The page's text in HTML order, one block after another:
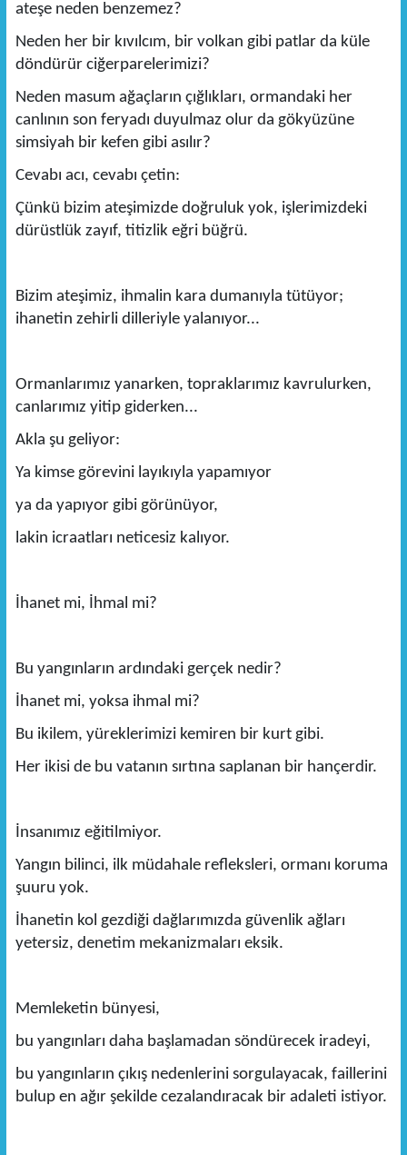
ateşe neden benzemez?
Neden her bir kıvılcım, bir volkan gibi patlar da küle
döndürür ciğerparelerimizi?
Neden masum ağaçların çığlıkları, ormandaki her
canlının son feryadı duyulmaz olur da gökyüzüne
simsiyah bir kefen gibi asılır?
Cevabı acı, cevabı çetin:
Çünkü bizim ateşimizde doğruluk yok, işlerimizdeki
dürüstlük zayıf, titizlik eğri büğrü.
Bizim ateşimiz, ihmalin kara dumanıyla tütüyor;
ihanetin zehirli dilleriyle yalanıyor...
Ormanlarımız yanarken, topraklarımız kavrulurken,
canlarımız yitip giderken...
Akla şu geliyor:
Ya kimse görevini layıkıyla yapamıyor
ya da yapıyor gibi görünüyor,
lakin icraatları neticesiz kalıyor.
İhanet mi, İhmal mi?
Bu yangınların ardındaki gerçek nedir?
İhanet mi, yoksa ihmal mi?
Bu ikilem, yüreklerimizi kemiren bir kurt gibi.
Her ikisi de bu vatanın sırtına saplanan bir hançerdir.
İnsanımız eğitilmiyor.
Yangın bilinci, ilk müdahale refleksleri, ormanı koruma
şuuru yok.
İhanetin kol gezdiği dağlarımızda güvenlik ağları
yetersiz, denetim mekanizmaları eksik.
Memleketin bünyesi,
bu yangınları daha başlamadan söndürecek iradeyi,
bu yangınların çıkış nedenlerini sorgulayacak, faillerini
bulup en ağır şekilde cezalandıracak bir adaleti istiyor.